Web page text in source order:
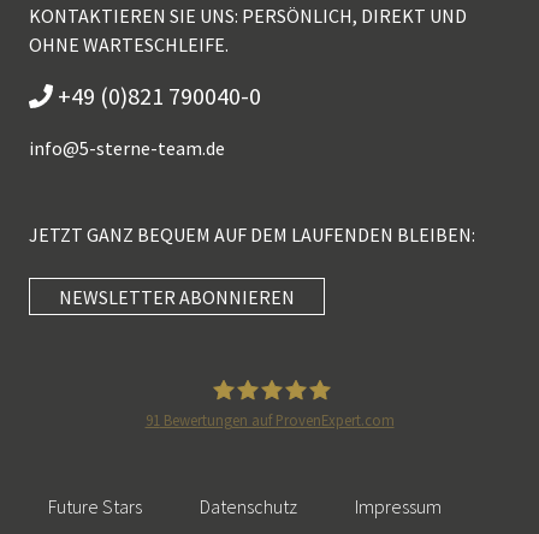
KONTAKTIEREN SIE UNS: PERSÖNLICH, DIREKT UND
OHNE WARTESCHLEIFE.
+49 (0)821 790040-0
info@5-sterne-team.de
JETZT GANZ BEQUEM AUF DEM LAUFENDEN BLEIBEN:
NEWSLETTER ABONNIEREN
91 Bewertungen auf ProvenExpert.com
Future Stars Datenschutz Impressum
SEHR GUT